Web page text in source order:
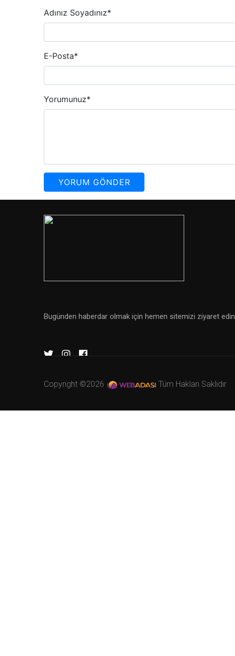
Adınız Soyadınız*
E-Posta*
Yorumunuz*
Bugünden haberdar olmak için hemen sitemizi ziyaret edin
Copyright ©2026 Tüm Hakları Saklıdır